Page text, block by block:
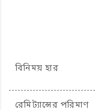
বিনিময় হার
রেমিট্যান্সের পরিমাণ